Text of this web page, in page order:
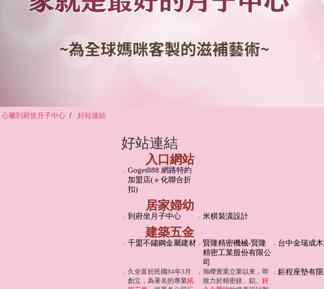
心馨到府坐月子中心 好站連結
好站連結
入口網站
． Goget888 網路特約
加盟店( e 化聯合折
扣)
居家婦幼
． 到府坐月子中心 ． 米棋裝潢設計
建築五金
． 千盟不鏽鋼金屬建材 ． 賢隆精密機械-賢隆
精密工業股份有限公
司
． 台中金瑞成
． 久全富於民國84年3月
創立，為著名的專業紙
． 旭嶸實業立業以來，即
致力於精密鎂、鋁、 鋅
． 鉅程座墊有限